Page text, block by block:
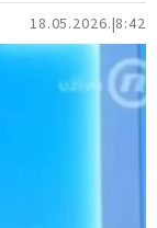
18.05.2026. 8:42